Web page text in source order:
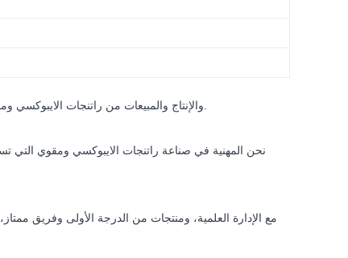
نحن المهنية في صناعة راتنجات الايبوكسي ومقوي التي
مع الإدارة العلمية، ومنتجات من الدرجة الأولى وفريق